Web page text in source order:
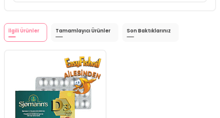
İlgili Ürünler Tamamlayıcı Ürünler Son Baktıklarınız